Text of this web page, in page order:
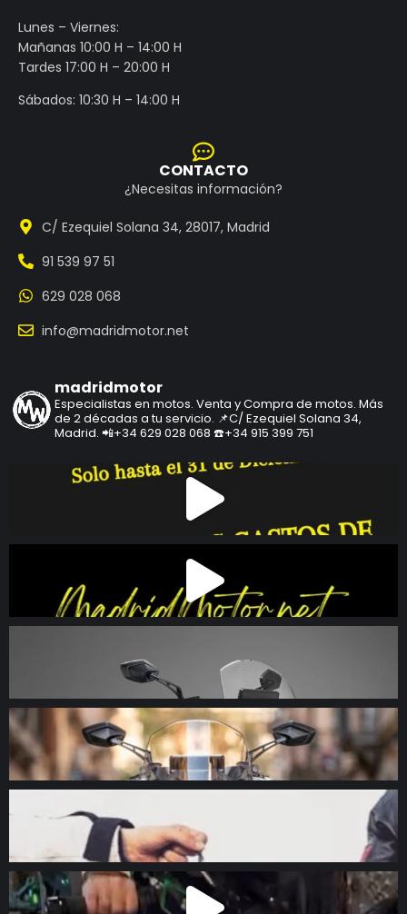
Lunes – Viernes:
Mañanas 10:00 H – 14:00 H
Tardes 17:00 H – 20:00 H
Sábados: 10:30 H – 14:00 H
CONTACTO
¿Necesitas información?
C/ Ezequiel Solana 34, 28017, Madrid
91 539 97 51
629 028 068
info@madridmotor.net
madridmotor
Especialistas en motos. Venta y Compra de motos. Más
de 2 décadas a tu servicio. 📌C/ Ezequiel Solana 34,
Madrid. 📲+34 629 028 068 ☎️+34 915 399 751